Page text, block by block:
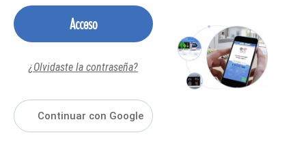
Acceso
¿Olvidaste la contraseña?